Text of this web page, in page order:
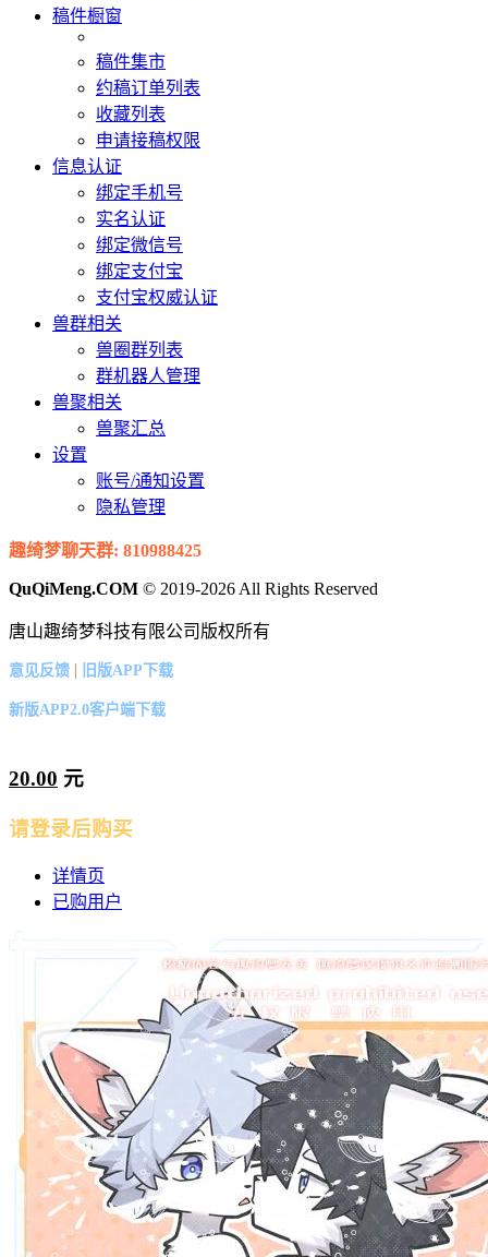
稿件橱窗
稿件集市
约稿订单列表
收藏列表
申请接稿权限
信息认证
绑定手机号
实名认证
绑定微信号
绑定支付宝
支付宝权威认证
兽群相关
兽圈群列表
群机器人管理
兽聚相关
兽聚汇总
设置
账号/通知设置
隐私管理
趣绮梦聊天群: 810988425
QuQiMeng.COM © 2019-2026 All Rights Reserved
唐山趣绮梦科技有限公司版权所有
意见反馈 | 旧版APP下载
新版APP2.0客户端下载
20.00 元
请登录后购买
详情页
已购用户